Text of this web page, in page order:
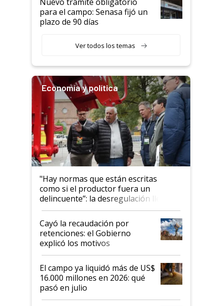
para el campo: Senasa fijó un
plazo de 90 días
Ver todos los temas
Economía y política
"Hay normas que están escritas
como si el productor fuera un
delincuente”: la desregulación llegó
al Congreso Aapresid y hasta se
habló del financiamiento al IPCVA
Cayó la recaudación por
retenciones: el Gobierno
explicó los motivos
El campo ya liquidó más de US$
16.000 millones en 2026: qué
pasó en julio